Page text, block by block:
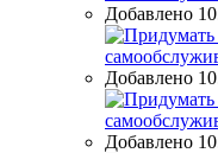
Добавлено
Добавлено
Добавлено